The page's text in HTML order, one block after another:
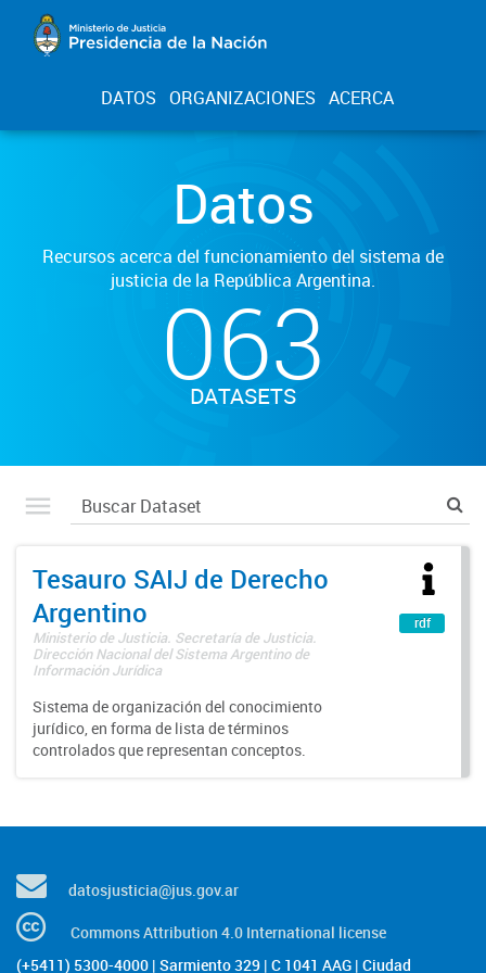
DATOS ORGANIZACIONES ACERCA
Datos
Recursos acerca del funcionamiento del sistema de
justicia de la República Argentina.
063
DATASETS
Tesauro SAIJ de Derecho
Argentino
Ministerio de Justicia. Secretaría de Justicia.
Dirección Nacional del Sistema Argentino de
Información Jurídica
Sistema de organización del conocimiento
jurídico, en forma de lista de términos
controlados que representan conceptos.
rdf
datosjusticia@jus.gov.ar
Commons Attribution 4.0 International license
(+5411) 5300-4000 | Sarmiento 329 | C 1041 AAG | Ciudad